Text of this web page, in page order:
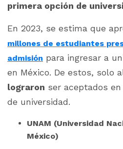
primera opción de
En 2023, se estima que
millones de estudiantes
admisión para ingresar a
en México. De estos, solo
lograron ser aceptados
de universidad.
UNAM (Universidad
México)